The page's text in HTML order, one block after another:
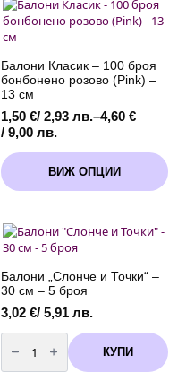
/
9,00 лв.
The
options
may
be
chosen
on
the
product
page
Балони Класик – 100 броя
бонбонено розово (Pink) –
13 см
1,50 €/ 2,93 лв.–4,60 €
/ 9,00 лв.
Price
1,50 €
/
2,93 лв.
4,60 €
ВИЖ ОПЦИИ
This
product
has
variants.
The
options
may
be
chosen
on
the
product
page
Балони „Слонче и Точки“ –
30 см – 5 броя
3,02 €/ 5,91 лв.
количество
за
Балони
"Слонче
КУПИ